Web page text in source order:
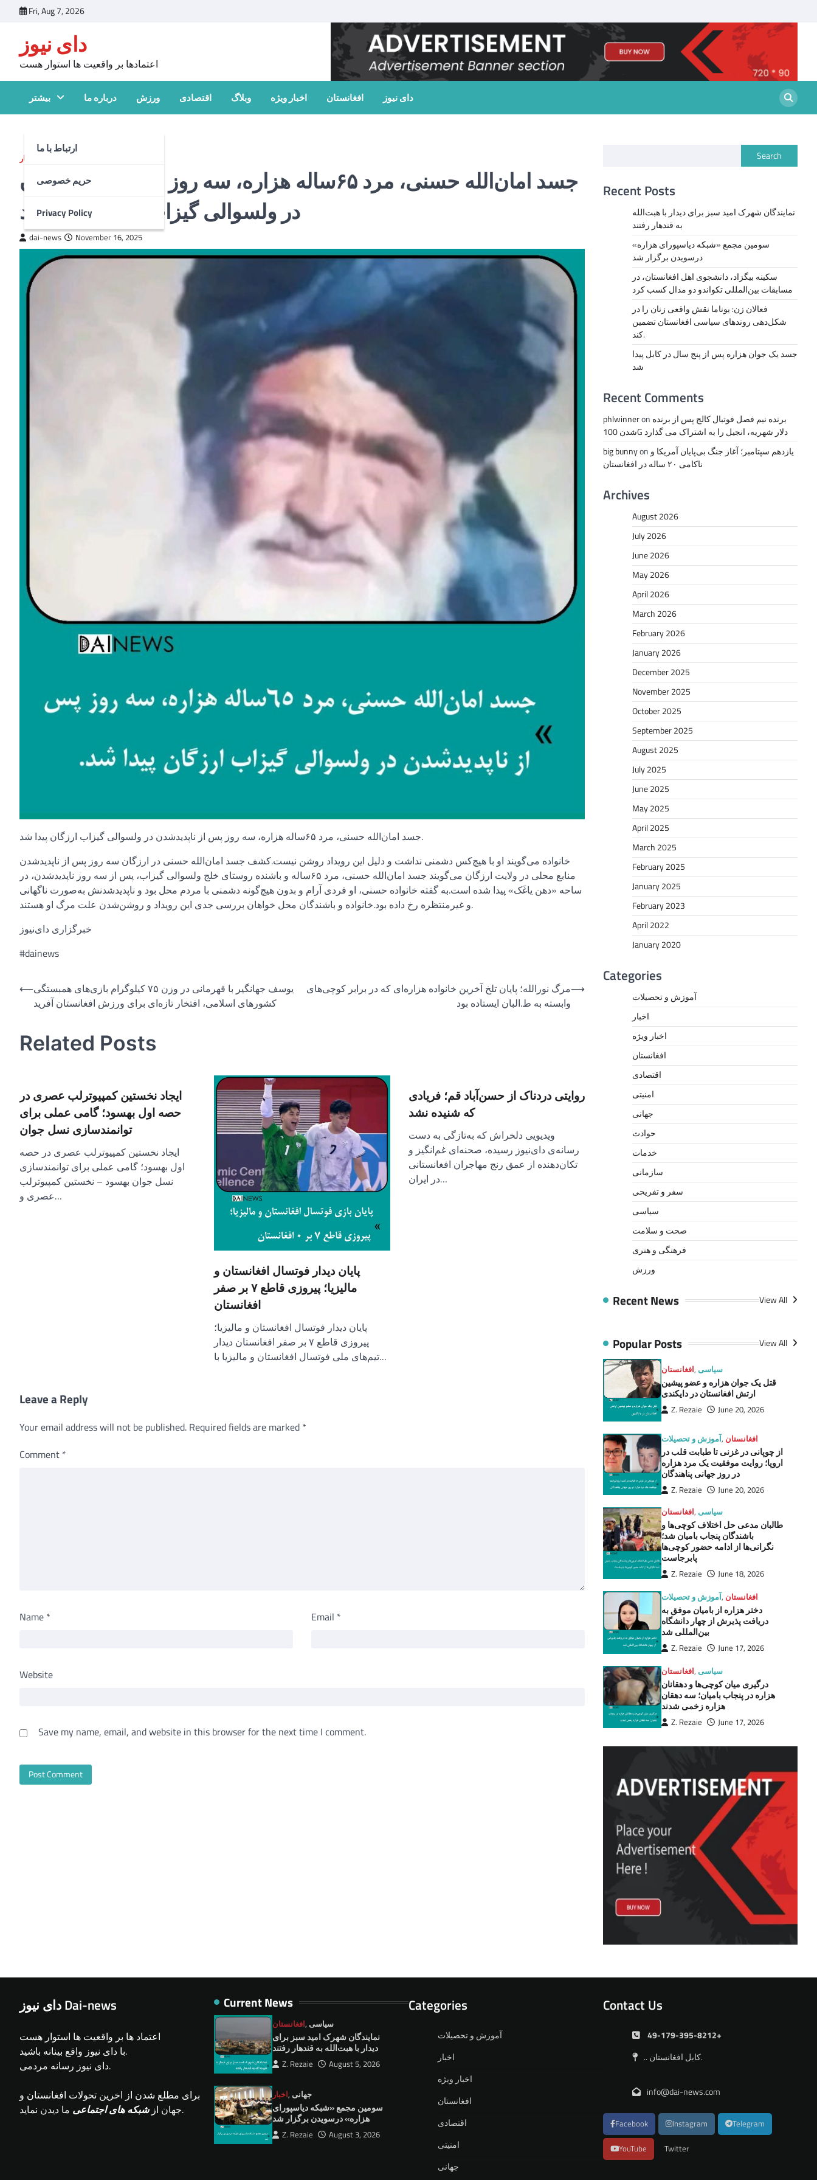
Fri, Aug 7, 2026
دای نیوز
اعتمادها بر واقعیت ها استوار هست
بیشتر
ارتباط با ما
حریم خصوصی
Privacy Policy
درباره ما ورزش اقتصادی وبلاگ اخبار ویژه افغانستان دای نیوز
اخبار
جسد امان‌الله حسنی، مرد ۶۵ساله هزاره، سه روز پس از ناپدیدشدن
در ولسوالی گیزاب ارزگان پیدا شد
dai-news November 16, 2025
جسد امان‌الله حسنی، مرد ۶۵ساله هزاره، سه روز پس از ناپدیدشدن در ولسوالی گیزاب ارزگان پیدا شد.
خانواده می‌گویند او با هیچ‌کس دشمنی نداشت و دلیل این رویداد روشن نیست.کشف جسد امان‌الله حسنی در ارزگان سه روز پس از ناپدیدشدن
منابع محلی در ولایت ارزگان می‌گویند جسد امان‌الله حسنی، مرد ۶۵ساله و باشنده روستای خلج ولسوالی گیزاب، پس از سه روز ناپدیدشدن، در
ساحه «دهن یاغَک» پیدا شده است.به گفته خانواده حسنی، او فردی آرام و بدون هیچ‌گونه دشمنی با مردم محل بود و ناپدیدشدنش به‌صورت ناگهانی
و غیرمنتظره رخ داده بود.خانواده و باشندگان محل خواهان بررسی جدی این رویداد و روشن‌شدن علت مرگ او هستند.
خبرگزاری دای‌نیوز
#dainews
Post
navigation
⟵یوسف جهانگیر با قهرمانی در وزن ۷۵ کیلوگرام بازی‌های همبستگی
کشورهای اسلامی، افتخار تازه‌ای برای ورزش افغانستان آفرید
مرگ نورالله؛ پایان تلخ آخرین خانواده هزاره‌ای که در برابر کوچی‌های
وابسته به ط.البان ایستاده بود
⟶
Related Posts
ایجاد نخستین کمپیوترلب عصری در
حصه‌ اول بهسود؛ گامی عملی برای
توانمندسازی نسل جوان
ایجاد نخستین کمپیوترلب عصری در حصه‌
اول بهسود؛ گامی عملی برای توانمندسازی
نسل جوان بهسود – نخستین کمپیوترلب
عصری و…
پایان دیدار فوتسال افغانستان و
مالیزیا؛ پیروزی قاطع ۷ بر صفر
افغانستان
پایان دیدار فوتسال افغانستان و مالیزیا؛
پیروزی قاطع ۷ بر صفر افغانستان دیدار
تیم‌های ملی فوتسال افغانستان و مالیزیا با…
روایتی دردناک از حسن‌آباد قم؛ فریادی
که شنیده نشد
ویدیویی دلخراش که به‌تازگی به دست
رسانه‌ی دای‌نیوز رسیده، صحنه‌ای غم‌انگیز و
تکان‌دهنده از عمق رنج مهاجران افغانستانی
در ایران…
Leave a Reply
Your email address will not be published. Required fields are marked *
Comment *
Name * Email *
Website
Save my name, email, and website in this browser for the next time I comment.
Search
Recent Posts
نمايندگان شهرک امید سبز برای دیدار با هبت‌الله
به قندهار رفتند
سومین مجمع «شبکه دیاسپورای هزاره»
درسویدن برگزار شد
سکینه بیگزاد، دانشجوی اهل افغانستان، در
مسابقات بین‌المللی تکواندو دو مدال کسب کرد
فعالان زن: یوناما نقش واقعی زنان را در
شکل‌دهی روندهای سیاسی افغانستان تضمین
کند.
جسد یک جوان هزاره پس از پنج سال در کابل پیدا
شد
Recent Comments
phlwinneron برنده نیم فصل فوتبال کالج پس از برنده
شدن 100G دلار شهریه، انجیل را به اشتراک می گذارد
big bunnyon یازدهم سپتامبر؛ آغاز جنگ بی‌پایان آمریکا و
ناکامی ۲۰ ساله در افغانستان
Archives
August 2026
July 2026
June 2026
May 2026
April 2026
March 2026
February 2026
January 2026
December 2025
November 2025
October 2025
September 2025
August 2025
July 2025
June 2025
May 2025
April 2025
March 2025
February 2025
January 2025
February 2023
April 2022
January 2020
Categories
آموزش و تحصیلات
اخبار
اخبار ویژه
افغانستان
اقتصادی
امنیتی
جهانی
حوادث
خدمات
سازمانی
سفر و تفریحی
سیاسی
صحت و سلامت
فرهنگی و هنری
ورزش
Recent News View All
Popular Posts View All
افغانستان, سیاسی
قتل یک جوان هزاره و عضو پیشین
ارتش افغانستان در دایکندی
Z. Rezaie June 20, 2026
آموزش و تحصیلات, افغانستان
از چوپانی در غزنی تا طبابت قلب در
اروپا؛ روایت موفقیت یک مرد هزاره
در روز جهانی پناهندگان
Z. Rezaie
June 20, 2026
افغانستان, سیاسی
طالبان مدعی حل اختلاف کوچی‌ها و
باشندگان پنجاب بامیان شد؛
نگرانی‌ها از ادامه حضور کوچی‌ها
پابرجاست
Z. Rezaie
June 18, 2026
آموزش و تحصیلات, افغانستان
دختر هزاره از بامیان موفق به
دریافت پذیرش از چهار دانشگاه
بین‌المللی شد
Z. Rezaie June 17, 2026
افغانستان, سیاسی
درگیری میان کوچی‌ها و دهقانان
هزاره در پنجاب بامیان؛ سه دهقان
هزاره زخمی شدند
Z. Rezaie June 17, 2026
دای نیوز Dai-news
اعتماد ها بر واقعیت ها استوار هست
با دای نیوز واقع بینانه باشید.
دای نیوز رسانه مردمی.
برای مطلع شدن از اخرین تحولات افغانستان و
جهان ازشبکه های اجتماعی ما دیدن نماید.
Current News
افغانستان, سیاسی
نمايندگان شهرک امید سبز برای
دیدار با هبت‌الله به قندهار رفتند
Z. Rezaie August 5, 2026
اخبار, جهانی
سومین مجمع «شبکه دیاسپورای
هزاره» درسویدن برگزار شد
Z. Rezaie August 3, 2026
Categories
آموزش و تحصیلات
اخبار
اخبار ویژه
افغانستان
اقتصادی
امنیتی
جهانی
Contact Us
49-179-395-8212+
.. کابل افغانستان.
info@dai-news.com
Facebook Instagram Telegram
YouTube Twitter